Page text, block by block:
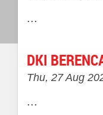
...
DKI
Thu, 27 Aug
...